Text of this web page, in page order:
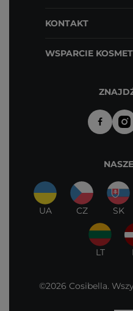
KONTAKT
WSPARCIE
UA CZ SK
LT
©2026 Cosibella.